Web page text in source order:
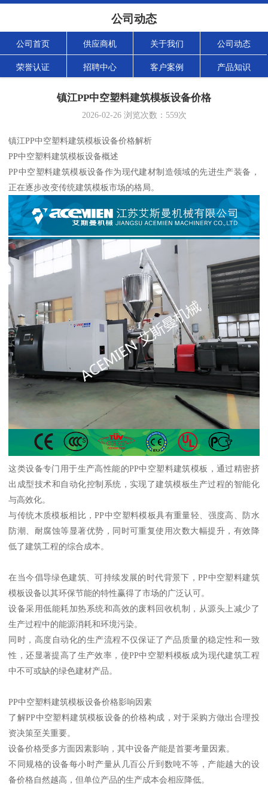
公司动态
公司首页 供应商机 关于我们 公司动态
荣誉认证 招聘中心 客户案例 产品知识
镇江PP中空塑料建筑模板设备价格
2026-02-26浏览次数： 559次
镇江PP中空塑料建筑模板设备价格解析
PP中空塑料建筑模板设备概述
PP中空塑料建筑模板设备作为现代建材制造领域的先进生产装备，
正在逐步改变传统建筑模板市场的格局。
这类设备专门用于生产高性能的PP中空塑料建筑模板，通过精密挤
出成型技术和自动化控制系统，实现了建筑模板生产过程的智能化
与高效化。
与传统木质模板相比，PP中空塑料模板具有重量轻、强度高、防水
防潮、耐腐蚀等显著优势，同时可重复使用次数大幅提升，有效降
低了建筑工程的综合成本。
在当今倡导绿色建筑、可持续发展的时代背景下，PP中空塑料建筑
模板设备以其环保节能的特性赢得了市场的广泛认可。
设备采用低能耗加热系统和高效的废料回收机制，从源头上减少了
生产过程中的能源消耗和环境污染。
同时，高度自动化的生产流程不仅保证了产品质量的稳定性和一致
性，还显著提高了生产效率，使PP中空塑料模板成为现代建筑工程
中不可或缺的绿色建材产品。
PP中空塑料建筑模板设备价格影响因素
了解PP中空塑料建筑模板设备的价格构成，对于采购方做出合理投
资决策至关重要。
设备价格受多方面因素影响，其中设备产能是首要考量因素。
不同规格的设备每小时产量从几百公斤到数吨不等，产能越大的设
备价格自然越高，但单位产品的生产成本会相应降低。